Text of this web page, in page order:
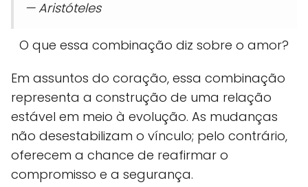
— Aristóteles
O que essa combinação diz sobre o amor?
Em assuntos do coração, essa combinação
representa a construção de uma relação
estável em meio à evolução. As mudanças
não desestabilizam o vínculo; pelo contrário,
oferecem a chance de reafirmar o
compromisso e a segurança.